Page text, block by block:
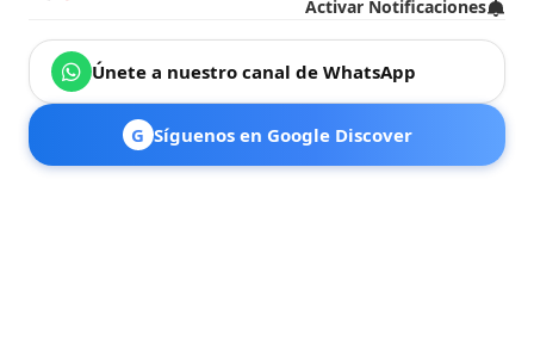
Activar Notificaciones
Únete a nuestro canal de WhatsApp
G Síguenos en Google Discover